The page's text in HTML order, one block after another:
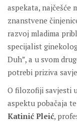
aspekata, najčešće
znanstvene
razvoj mladima
specijalist
Duh”, a u svom
potrebi priziva
O filozofiji savjesti
aspektu pobačaja
Katinić Pleić,